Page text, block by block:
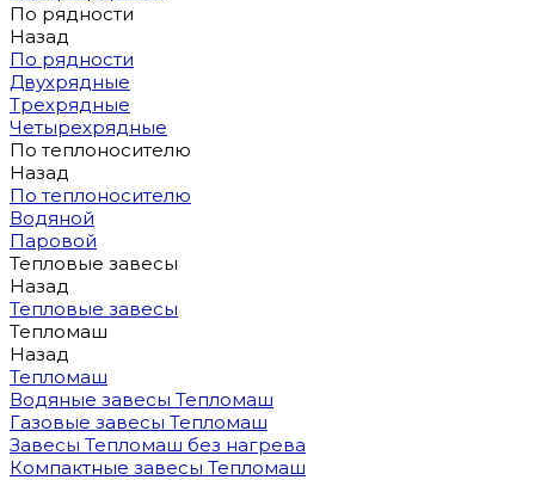
По рядности
Назад
По рядности
Двухрядные
Трехрядные
Четырехрядные
По теплоносителю
Назад
По теплоносителю
Водяной
Паровой
Тепловые завесы
Назад
Тепловые завесы
Тепломаш
Назад
Тепломаш
Водяные завесы Тепломаш
Газовые завесы Тепломаш
Завесы Тепломаш без нагрева
Компактные завесы Тепломаш